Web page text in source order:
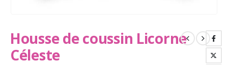
Housse de coussin Licorne
Céleste